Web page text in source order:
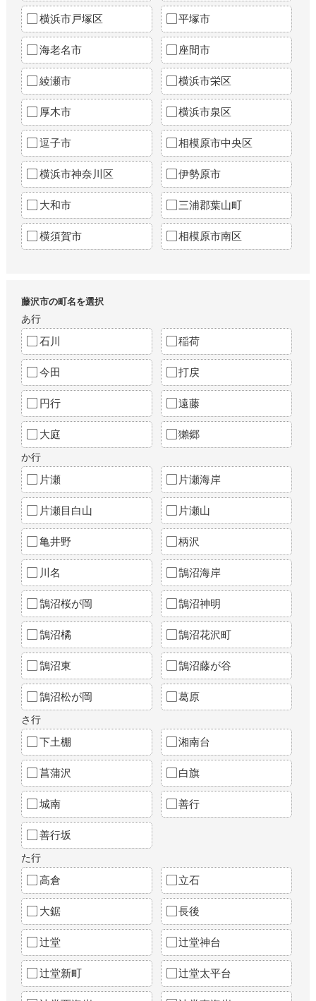
横浜市戸塚区 平塚市
海老名市 座間市
綾瀬市 横浜市栄区
厚木市 横浜市泉区
逗子市 相模原市中央区
横浜市神奈川区 伊勢原市
大和市 三浦郡葉山町
横須賀市 相模原市南区
藤沢市の町名を選択
あ行
石川 稲荷
今田 打戻
円行 遠藤
大庭 獺郷
か行
片瀬 片瀬海岸
片瀬目白山 片瀬山
亀井野 柄沢
川名 鵠沼海岸
鵠沼桜が岡 鵠沼神明
鵠沼橘 鵠沼花沢町
鵠沼東 鵠沼藤が谷
鵠沼松が岡 葛原
さ行
下土棚 湘南台
菖蒲沢 白旗
城南 善行
善行坂
た行
高倉 立石
大鋸 長後
辻堂 辻堂神台
辻堂新町 辻堂太平台